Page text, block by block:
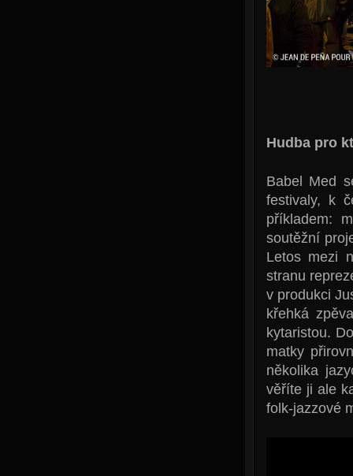
Hudba pro
Babel Med
festivaly, k
příkladem:
soutěžní
Letos mezi
stranu
v produkci
křehká
kytaristou.
matky
několika
věříte ji ale
folk-jazzové